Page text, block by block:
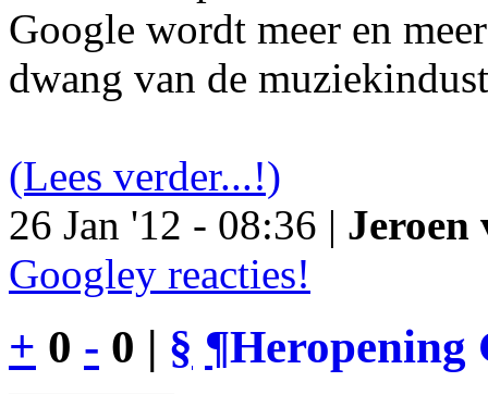
Google wordt meer en
dwang van de
(Lees verder...!)
26 Jan '12 - 08:36 | Jeroen
Googley reacties!
+ 0 - 0 | § ¶Heropening